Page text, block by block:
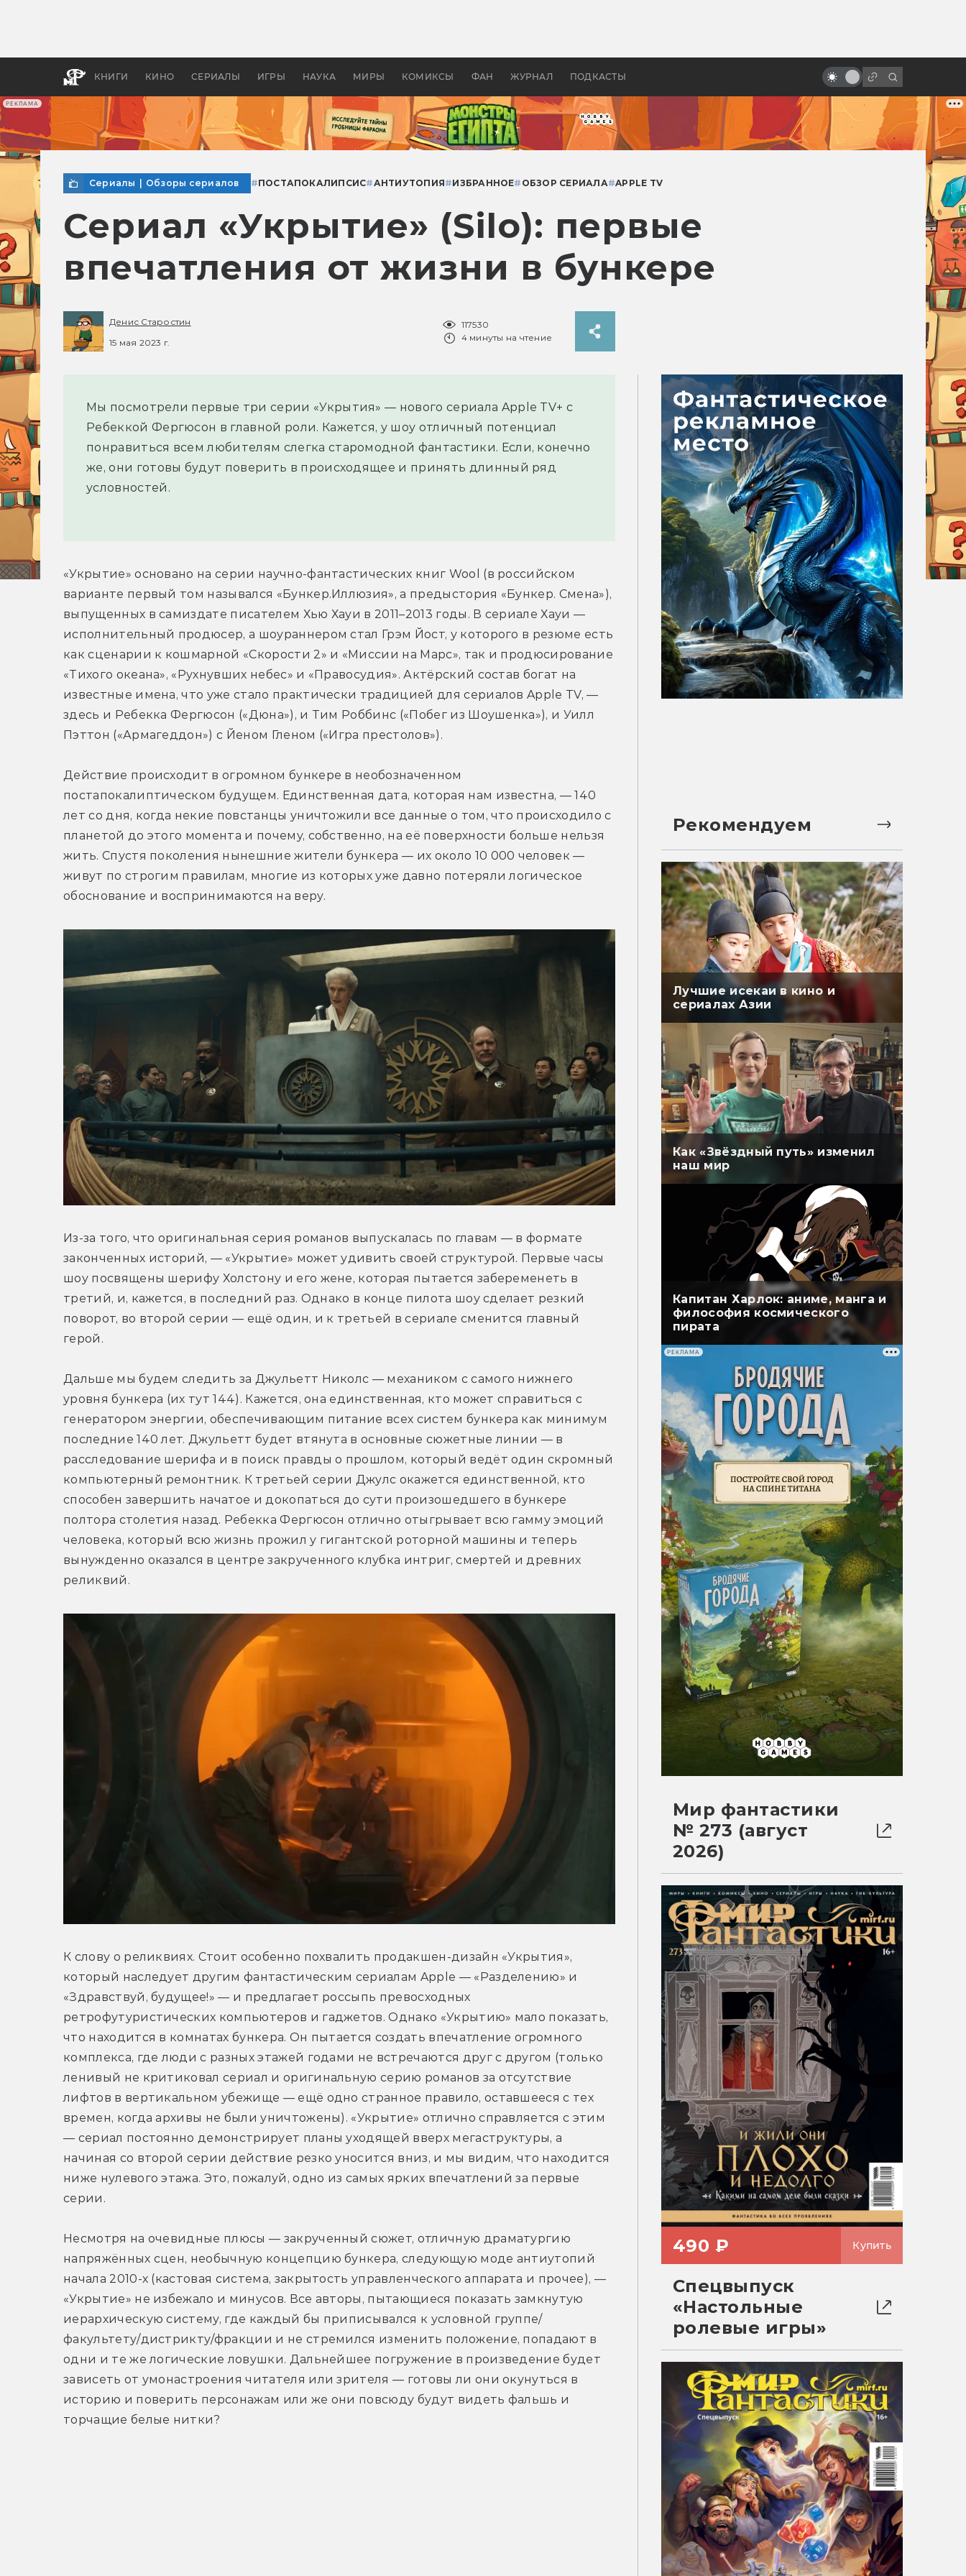
РЕКЛАМА
КНИГИ КИНО СЕРИАЛЫ ИГРЫ НАУКА МИРЫ КОМИКСЫ ФАН ЖУРНАЛ ПОДКАСТЫ
бы «Властелина колец»
Древней Грецией
и битва за концовку
Сериалы Обзоры сериалов #ПОСТАПОКАЛИПСИС#АНТИУТОПИЯ#ИЗБРАННОЕ# ОБЗОР СЕРИАЛА#APPLE TV
Сериал «Укрытие» (Silo): первые
впечатления от жизни в бункере
Денис Старостин
15 мая 2023 г.
117530
4 минуты на чтение
Мы посмотрели первые три серии «Укрытия» — нового сериала Apple TV+ с
Ребеккой Фергюсон в главной роли. Кажется, у шоу отличный потенциал
понравиться всем любителям слегка старомодной фантастики. Если, конечно
же, они готовы будут поверить в происходящее и принять длинный ряд
условностей.
«Укрытие» основано на серии научно-фантастических книг Wool (в российском
варианте первый том назывался «Бункер.Иллюзия», а предыстория «Бункер. Смена»),
выпущенных в самиздате писателем Хью Хауи в 2011–2013 годы. В сериале Хауи —
исполнительный продюсер, а шоураннером стал Грэм Йост, у которого в резюме есть
как сценарии к кошмарной «Скорости 2» и «Миссии на Марс», так и продюсирование
«Тихого океана», «Рухнувших небес» и «Правосудия». Актёрский состав богат на
известные имена, что уже стало практически традицией для сериалов Apple TV, —
здесь и Ребекка Фергюсон («Дюна»), и Тим Роббинс («Побег из Шоушенка»), и Уилл
Пэттон («Армагеддон») с Йеном Гленом («Игра престолов»).
Действие происходит в огромном бункере в необозначенном
постапокалиптическом будущем. Единственная дата, которая нам известна, — 140
лет со дня, когда некие повстанцы уничтожили все данные о том, что происходило с
планетой до этого момента и почему, собственно, на её поверхности больше нельзя
жить. Спустя поколения нынешние жители бункера — их около 10 000 человек —
живут по строгим правилам, многие из которых уже давно потеряли логическое
обоснование и воспринимаются на веру.
Из-за того, что оригинальная серия романов выпускалась по главам — в формате
законченных историй, — «Укрытие» может удивить своей структурой. Первые часы
шоу посвящены шерифу Холстону и его жене, которая пытается забеременеть в
третий, и, кажется, в последний раз. Однако в конце пилота шоу сделает резкий
поворот, во второй серии — ещё один, и к третьей в сериале сменится главный
герой.
Дальше мы будем следить за Джульетт Николс — механиком с самого нижнего
уровня бункера (их тут 144). Кажется, она единственная, кто может справиться с
генератором энергии, обеспечивающим питание всех систем бункера как минимум
последние 140 лет. Джульетт будет втянута в основные сюжетные линии — в
расследование шерифа и в поиск правды о прошлом, который ведёт один скромный
компьютерный ремонтник. К третьей серии Джулс окажется единственной, кто
способен завершить начатое и докопаться до сути произошедшего в бункере
полтора столетия назад. Ребекка Фергюсон отлично отыгрывает всю гамму эмоций
человека, который всю жизнь прожил у гигантской роторной машины и теперь
вынужденно оказался в центре закрученного клубка интриг, смертей и древних
реликвий.
К слову о реликвиях. Стоит особенно похвалить продакшен-дизайн «Укрытия»,
который наследует другим фантастическим сериалам Apple — «Разделению» и
«Здравствуй, будущее!» — и предлагает россыпь превосходных
ретрофутуристических компьютеров и гаджетов. Однако «Укрытию» мало показать,
что находится в комнатах бункера. Он пытается создать впечатление огромного
комплекса, где люди с разных этажей годами не встречаются друг с другом (только
ленивый не критиковал сериал и оригинальную серию романов за отсутствие
лифтов в вертикальном убежище — ещё одно странное правило, оставшееся с тех
времен, когда архивы не были уничтожены). «Укрытие» отлично справляется с этим
— сериал постоянно демонстрирует планы уходящей вверх мегаструктуры, а
начиная со второй серии действие резко уносится вниз, и мы видим, что находится
ниже нулевого этажа. Это, пожалуй, одно из самых ярких впечатлений за первые
серии.
Несмотря на очевидные плюсы — закрученный сюжет, отличную драматургию
напряжённых сцен, необычную концепцию бункера, следующую моде антиутопий
начала 2010-х (кастовая система, закрытость управленческого аппарата и прочее), —
«Укрытие» не избежало и минусов. Все авторы, пытающиеся показать замкнутую
иерархическую систему, где каждый бы приписывался к условной группе/
факультету/дистрикту/фракции и не стремился изменить положение, попадают в
одни и те же логические ловушки. Дальнейшее погружение в произведение будет
зависеть от умонастроения читателя или зрителя — готовы ли они окунуться в
историю и поверить персонажам или же они повсюду будут видеть фальшь и
торчащие белые нитки?
Рекомендуем
Лучшие исекаи в кино и
сериалах Азии
Как «Звёздный путь» изменил
наш мир
Капитан Харлок: аниме, манга и
философия космического
пирата
РЕКЛАМА
Мир фантастики
№ 273 (август
2026)
490 ₽ Купить
Спецвыпуск
«Настольные
ролевые игры»